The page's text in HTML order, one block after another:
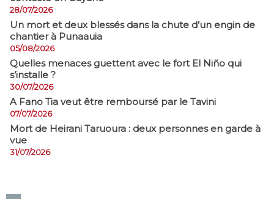
28/07/2026
​Un mort et deux blessés dans la chute d’un engin de
chantier à Punaauia
05/08/2026
Quelles menaces guettent avec le fort El Niño qui
s’installe ?
30/07/2026
A Fano Tia veut être remboursé par le Tavini
07/07/2026
Mort de Heirani Taruoura : deux personnes en garde à
vue
31/07/2026